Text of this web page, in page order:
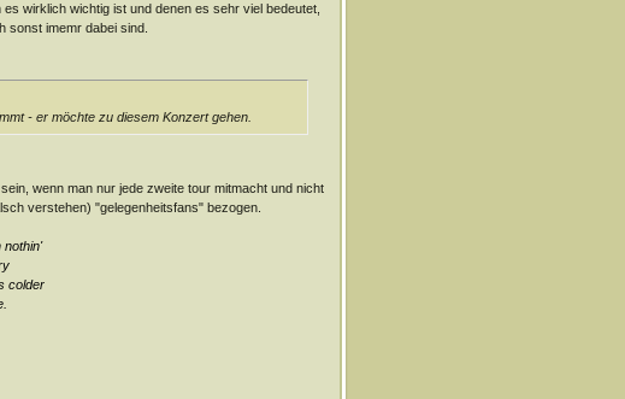
wirklich wichtig ist und denen es sehr viel bedeutet,
sonst imemr dabei sind.
- er möchte zu diesem Konzert gehen.
wenn man nur jede zweite tour mitmacht und nicht
verstehen) "gelegenheitsfans" bezogen.
nothin'
colder
.